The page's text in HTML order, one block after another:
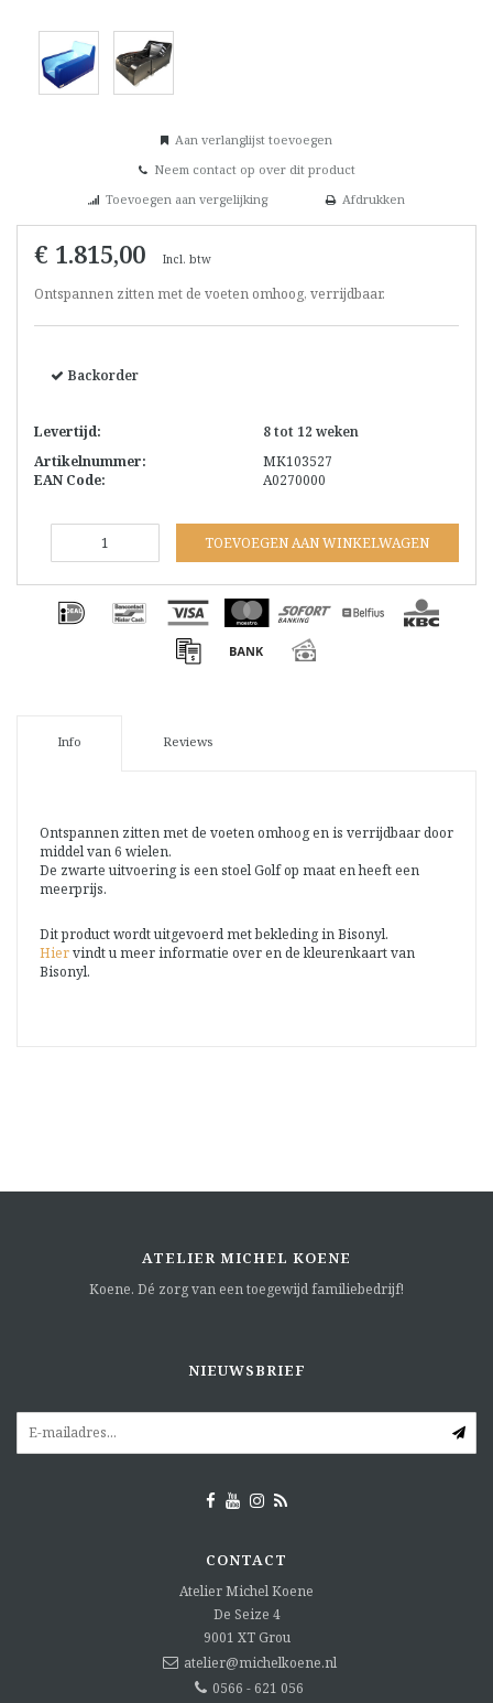
Aan verlanglijst toevoegen
Neem contact op over dit product
Toevoegen aan vergelijking
Afdrukken
€ 1.815,00 Incl. btw
Ontspannen zitten met de voeten omhoog, verrijdbaar.
Backorder
Levertijd:
8 tot 12 weken
Artikelnummer:
MK103527
EAN Code:
A0270000
TOEVOEGEN AAN WINKELWAGEN
Info Reviews
Ontspannen zitten met de voeten omhoog en is verrijdbaar door
middel van 6 wielen.
De zwarte uitvoering is een stoel Golf op maat en heeft een
meerprijs.
Dit product wordt uitgevoerd met bekleding in Bisonyl.
Hiervindt u meer informatie over en de kleurenkaart van
Bisonyl.
ATELIER MICHEL KOENE
Koene. Dé zorg van een toegewijd familiebedrijf!
NIEUWSBRIEF
CONTACT
Atelier Michel Koene
De Seize 4
9001 XT Grou
atelier@michelkoene.nl
0566 - 621 056